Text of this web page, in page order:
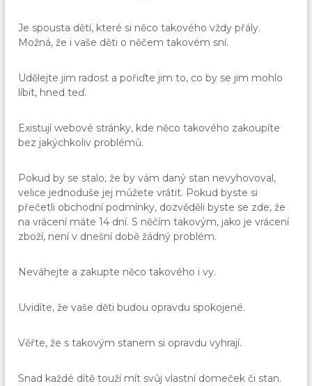
Je spousta dětí, které si něco takového vždy přály.
Možná, že i vaše děti o něčem takovém sní.
Udělejte jim radost a pořiďte jim to, co by se jim mohlo
líbit, hned teď.
Existují webové stránky, kde něco takového zakoupíte
bez jakýchkoliv problémů.
Pokud by se stalo, že by vám daný stan nevyhovoval,
velice jednoduše jej můžete vrátit. Pokud byste si
přečetli obchodní podmínky, dozvěděli byste se zde, že
na vrácení máte 14 dní. S něčím takovým, jako je vrácení
zboží, není v dnešní době žádný problém.
Neváhejte a zakupte něco takového i vy.
Uvidíte, že vaše děti budou opravdu spokojené.
Věřte, že s takovým stanem si opravdu vyhrají.
Snad každé dítě touží mít svůj vlastní domeček či stan.